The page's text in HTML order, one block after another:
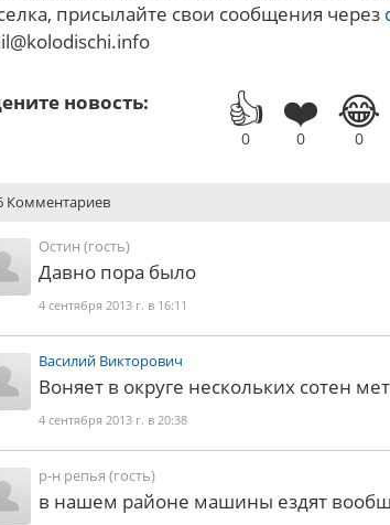
присылайте свои сообщения через
новость: 👍
0
❤️
0
😂
0
Комментариев
Остин (гость)
Давно пора было
4 сентября 2013 г. в 16:11
Василий Викторович
Воняет в округе нескольких сотен
4 сентября 2013 г. в 20:38
р-н репья (гость)
в нашем районе машины ездят